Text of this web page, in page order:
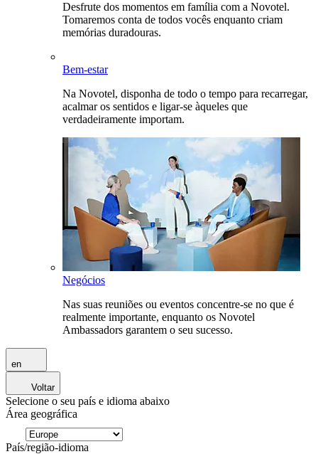
Desfrute dos momentos em família com a Novotel.
Tomaremos conta de todos vocês enquanto criam
memórias duradouras.
Bem-estar
Na Novotel, disponha de todo o tempo para recarregar,
acalmar os sentidos e ligar-se àqueles que
verdadeiramente importam.
Negócios
Nas suas reuniões ou eventos concentre-se no que é
realmente importante, enquanto os Novotel
Ambassadors garantem o seu sucesso.
en
Voltar
Selecione o seu país e idioma abaixo
Área geográfica
País/região-idioma